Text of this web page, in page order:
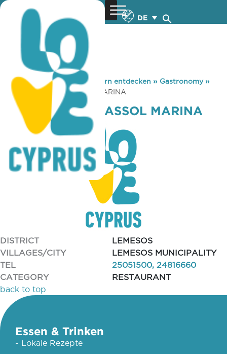
DE
You are here: Home »Zypern entdecken » Gastronomy»
TGI FRIDAYS LIMASSOL MARINA
TGI FRIDAYS LIMASSOL MARINA
DISTRICT
LEMESOS
VILLAGES/CITY
LEMESOS MUNICIPALITY
TEL
25051500, 24816660
CATEGORY
RESTAURANT
back to top
Essen & Trinken
- Lokale Rezepte